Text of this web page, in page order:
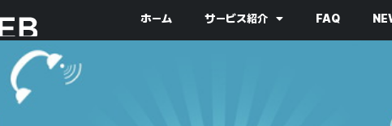
ホーム サービス紹介 FAQ